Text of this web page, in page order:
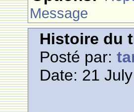
Message
Histoire du
Posté par:
Date: 21